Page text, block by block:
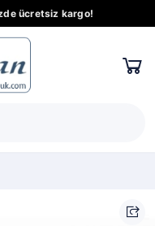
ücretsiz kargo!